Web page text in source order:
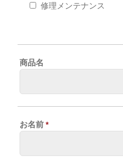
修理メンテナンス
商品名
お名前 *